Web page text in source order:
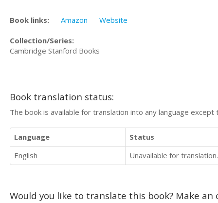
Book links: Amazon Website
Collection/Series:
Cambridge Stanford Books
Book translation status:
The book is available for translation into any language
Language
Status
English
Unavailable for translation.
Would you like to translate this book? Make